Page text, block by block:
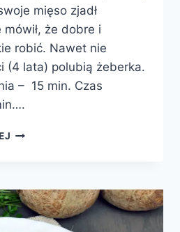
mięso zjadł
że dobre i
robić. Nawet nie
(4 lata) polubią żeberka.
– 15 min. Czas
ŻEBERKA